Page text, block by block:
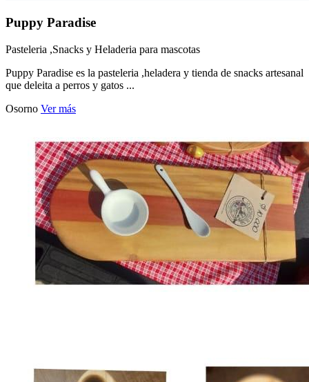
Puppy Paradise
Pasteleria ,Snacks y Heladeria para mascotas
Puppy Paradise es la pasteleria ,heladera y tienda de snacks artesanal
que deleita a perros y gatos ...
Osorno Ver más